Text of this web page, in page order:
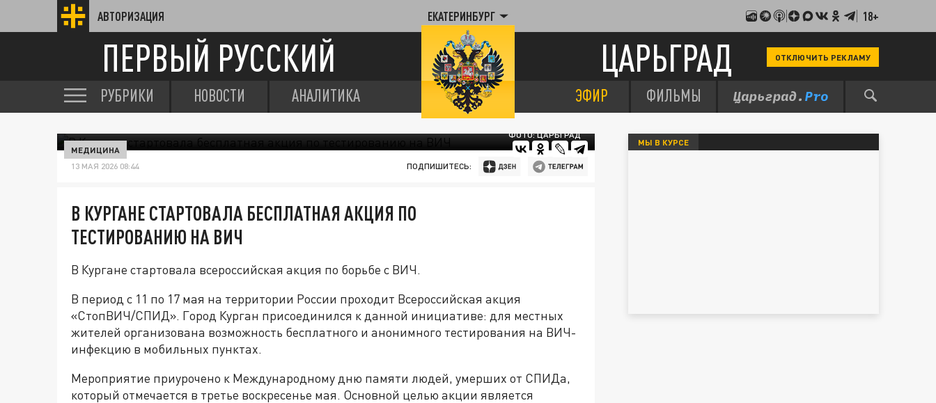
АВТОРИЗАЦИЯ ЕКАТЕРИНБУРГ 18+
ПЕРВЫЙ РУССКИЙ ЦАРЬГРАД ОТКЛЮЧИТЬ РЕКЛАМУ
РУБРИКИ НОВОСТИ АНАЛИТИКА ЭФИР ФИЛЬМЫ
ФОТО: ЦАРЬГРАД
МЕДИЦИНА
13 МАЯ 2026 08:44 ПОДПИШИТЕСЬ:
В КУРГАНЕ СТАРТОВАЛА БЕСПЛАТНАЯ АКЦИЯ ПО
ТЕСТИРОВАНИЮ НА ВИЧ
В Кургане стартовала всероссийская акция по борьбе с ВИЧ.
В период с 11 по 17 мая на территории России проходит Всероссийская акция
«СтопВИЧ/СПИД». Город Курган присоединился к данной инициативе: для местных
жителей организована возможность бесплатного и анонимного тестирования на ВИЧ-
инфекцию в мобильных пунктах.
Мероприятие приурочено к Международному дню памяти людей, умерших от СПИДа,
который отмечается в третье воскресенье мая. Основной целью акции является
МЫ В КУРСЕ